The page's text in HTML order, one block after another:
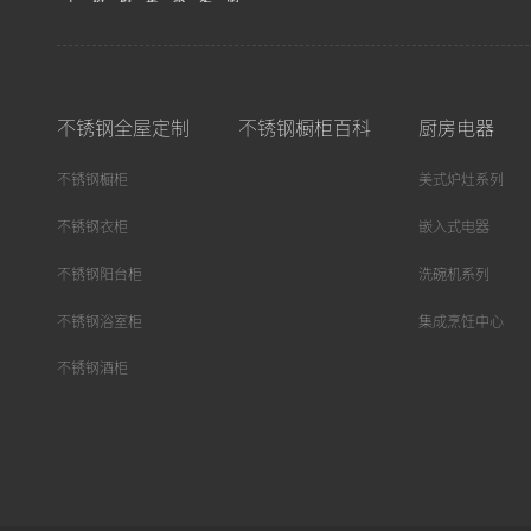
不锈钢全屋定制
不锈钢橱柜
不锈钢衣柜
不锈钢阳台柜
不锈钢浴室柜
不锈钢酒柜
不锈钢橱柜百科 厨房电器
美式炉灶系列
嵌入式电器
洗碗机系列
集成烹饪中心